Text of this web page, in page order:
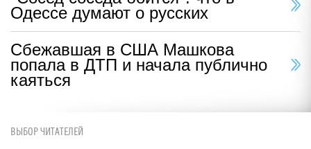
Одессе думают о русских
Сбежавшая в США Машкова
попала в ДТП и начала публично
каяться
ВЫБОР ЧИТАТЕЛЕЙ